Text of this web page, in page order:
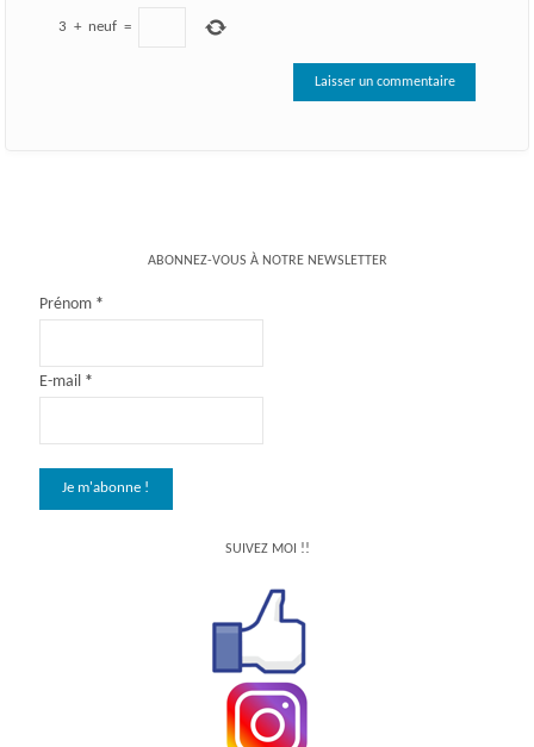
3 + neuf =
ABONNEZ-VOUS À NOTRE NEWSLETTER
Prénom *
E-mail *
SUIVEZ MOI !!